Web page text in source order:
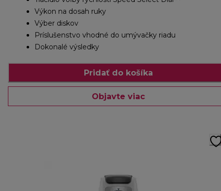
Výkon na dosah ruky
Výber diskov
Príslušenstvo vhodné do umývačky riadu
Dokonalé výsledky
Pridať do košíka
Objavte viac